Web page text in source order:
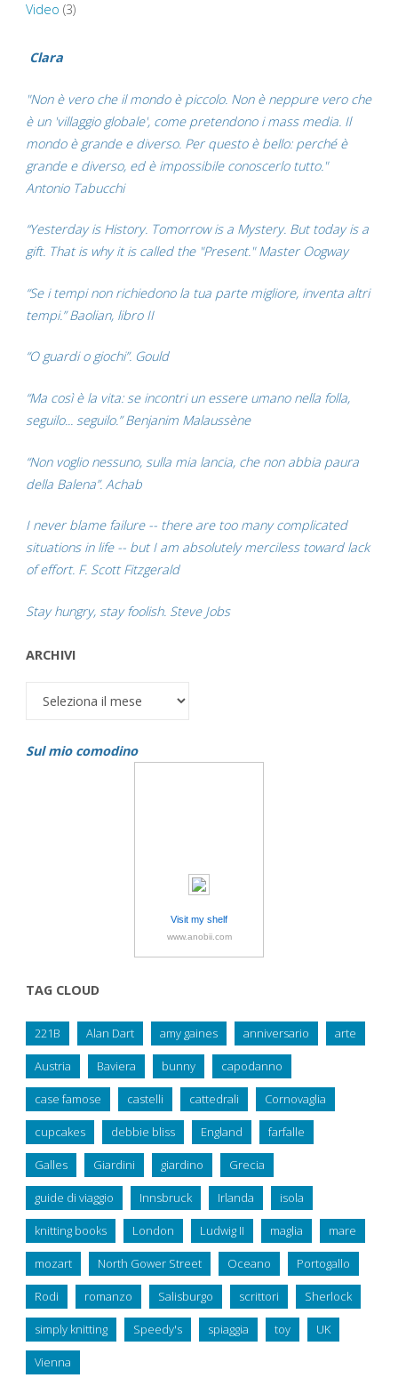
Video (3)
Clara
"Non è vero che il mondo è piccolo. Non è neppure vero che
è un 'villaggio globale', come pretendono i mass media. Il
mondo è grande e diverso. Per questo è bello: perché è
grande e diverso, ed è impossibile conoscerlo tutto."
Antonio Tabucchi
“Yesterday is History. Tomorrow is a Mystery. But today is a
gift. That is why it is called the "Present." Master Oogway
“Se i tempi non richiedono la tua parte migliore, inventa altri
tempi.” Baolian, libro II
“O guardi o giochi”. Gould
“Ma così è la vita: se incontri un essere umano nella folla,
seguilo... seguilo.” Benjanim Malaussène
“Non voglio nessuno, sulla mia lancia, che non abbia paura
della Balena”. Achab
I never blame failure -- there are too many complicated
situations in life -- but I am absolutely merciless toward lack
of effort. F. Scott Fitzgerald
Stay hungry, stay foolish. Steve Jobs
ARCHIVI
Sul mio comodino
Visit my shelf
www.anobii.com
TAG CLOUD
221B Alan Dart amy gaines anniversario arte
Austria Baviera bunny capodanno
case famose castelli cattedrali Cornovaglia
cupcakes debbie bliss England farfalle
Galles Giardini giardino Grecia
guide di viaggio Innsbruck Irlanda isola
knitting books London Ludwig II maglia mare
mozart North Gower Street Oceano Portogallo
Rodi romanzo Salisburgo scrittori Sherlock
simply knitting Speedy's spiaggia toy UK
Vienna